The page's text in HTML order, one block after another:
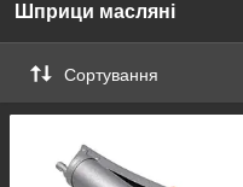
Шприци масляні
Сортування